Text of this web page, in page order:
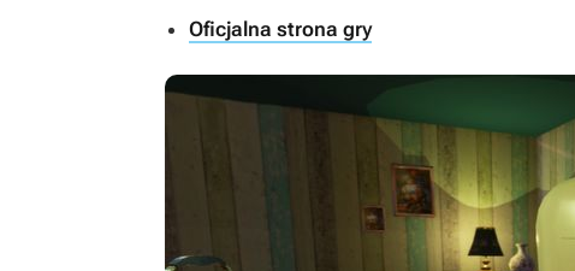
Oficjalna strona gry